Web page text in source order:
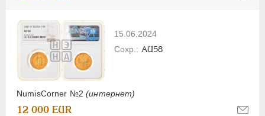
15.06.2024
NumisCorner №2(интернет)
AU58
12 000 EUR